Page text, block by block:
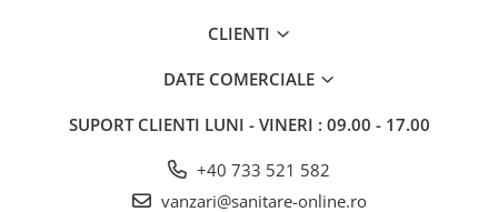
CLIENTI
DATE COMERCIALE
SUPORT CLIENTI LUNI - VINERI : 09.00 - 17.00
+40 733 521 582
vanzari@sanitare-online.ro